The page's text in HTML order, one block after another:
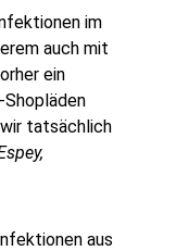
im
auch mit
ein
Shopläden
tatsächlich
aus